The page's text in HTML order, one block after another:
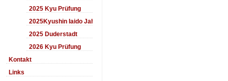
2025 Kyu Prüfung
2025Kyushin Iaido Jahrestreffen
2025 Duderstadt
2026 Kyu Prüfung
Kontakt
Links